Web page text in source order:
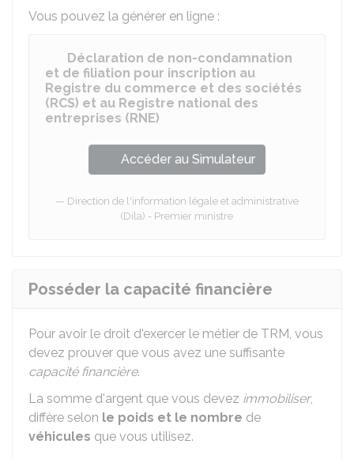
Vous pouvez la générer en ligne :
Déclaration de non-condamnation
et de filiation pour inscription au
Registre du commerce et des sociétés
(RCS) et au Registre national des
entreprises (RNE)
Accéder au Simulateur
Direction de l'information légale et administrative
(Dila) - Premier ministre
Posséder la capacité financière
Pour avoir le droit d'exercer le métier de TRM, vous
devez prouver que vous avez une suffisante
capacité financière.
La somme d'argent que vous devez immobiliser,
diffère selon le poids et le nombre de
véhicules que vous utilisez.